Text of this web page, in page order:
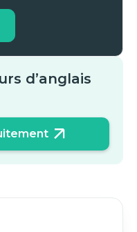
d’anglais